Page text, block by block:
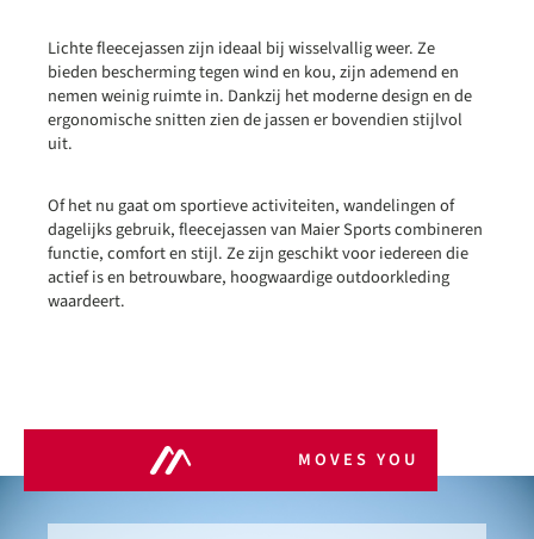
Lichte fleecejassen zijn ideaal bij wisselvallig weer. Ze
bieden bescherming tegen wind en kou, zijn ademend en
nemen weinig ruimte in. Dankzij het moderne design en de
ergonomische snitten zien de jassen er bovendien stijlvol
uit.
Of het nu gaat om sportieve activiteiten, wandelingen of
dagelijks gebruik, fleecejassen van Maier Sports combineren
functie, comfort en stijl. Ze zijn geschikt voor iedereen die
actief is en betrouwbare, hoogwaardige outdoorkleding
waardeert.
MOVES YOU